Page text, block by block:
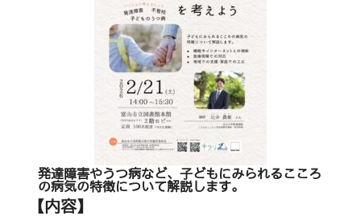
発達障害やうつ病など、子どもにみられるこころ
の病気の特徴について解説します。
【内容】